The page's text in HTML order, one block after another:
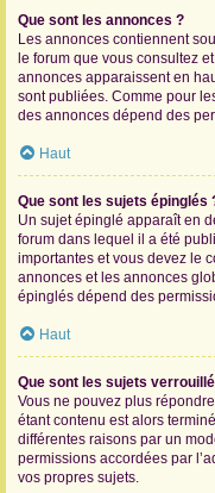
Que sont les annonces ?
Les annonces contiennent
le forum que vous consultez
annonces apparaissent en
sont publiées. Comme pour
des annonces dépend des
Haut
Que sont les sujets épinglés
Un sujet épinglé apparaît en
forum dans lequel il a été
importantes et vous devez le
annonces et les annonces
épinglés dépend des
Haut
Que sont les sujets
Vous ne pouvez plus
étant contenu est alors
différentes raisons par un
permissions accordées par
vos propres sujets.